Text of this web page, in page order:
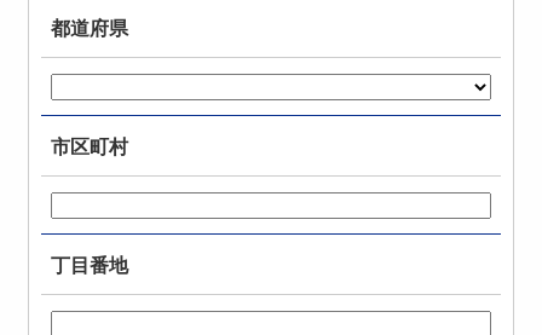
都道府県
市区町村
丁目番地